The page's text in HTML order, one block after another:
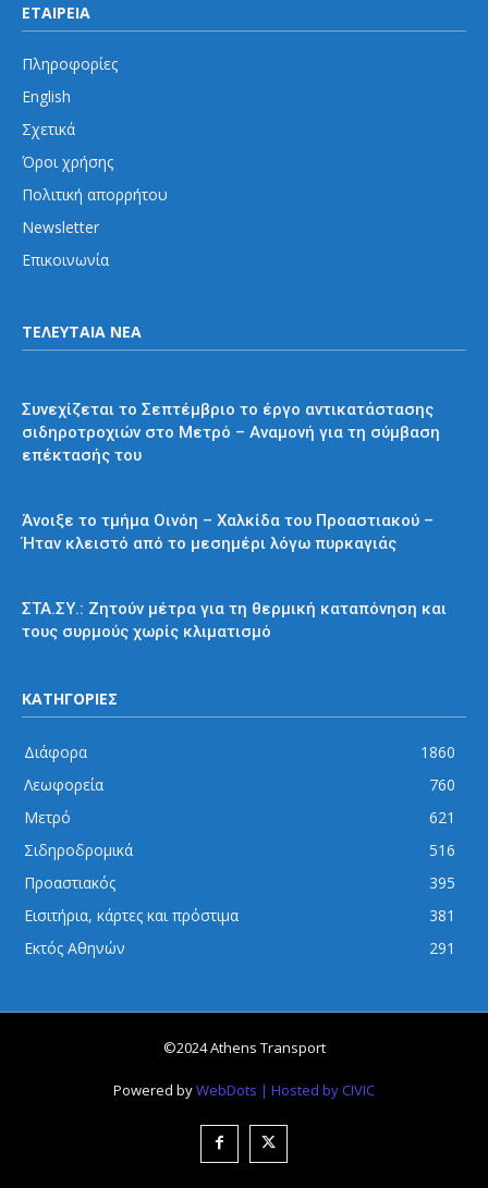
ΕΤΑΙΡΕΙΑ
Πληροφορίες
English
Σχετικά
Όροι χρήσης
Πολιτική απορρήτου
Newsletter
Επικοινωνία
ΤΕΛΕΥΤΑΙΑ ΝΕΑ
Συνεχίζεται το Σεπτέμβριο το έργο αντικατάστασης
σιδηροτροχιών στο Μετρό – Αναμονή για τη σύμβαση
επέκτασής του
Άνοιξε το τμήμα Οινόη – Χαλκίδα του Προαστιακού –
Ήταν κλειστό από το μεσημέρι λόγω πυρκαγιάς
ΣΤΑ.ΣΥ.: Ζητούν μέτρα για τη θερμική καταπόνηση και
τους συρμούς χωρίς κλιματισμό
ΚΑΤΗΓΟΡΙΕΣ
Διάφορα
1860
Λεωφορεία
760
Μετρό
621
Σιδηροδρομικά
516
Προαστιακός
395
Εισιτήρια, κάρτες και πρόστιμα
381
Εκτός Αθηνών
291
©2024 Athens Transport
Powered byWebDots | Hosted by CIVIC